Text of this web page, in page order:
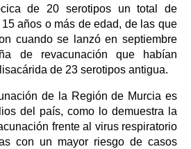
de 20 serotipos un total de
años o más de edad, de las que
cuando se lanzó en septiembre
de revacunación que habían
de 23 serotipos antigua.
de la Región de Murcia es
del país, como lo demuestra la
frente al virus respiratorio
con un mayor riesgo de casos